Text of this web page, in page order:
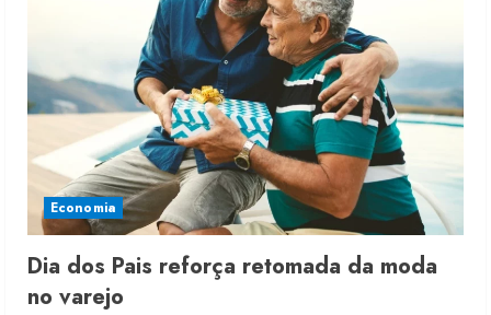
Economia
Dia dos Pais reforça retomada da moda
no varejo